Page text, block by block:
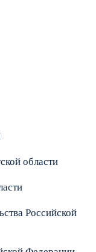
области
Российской